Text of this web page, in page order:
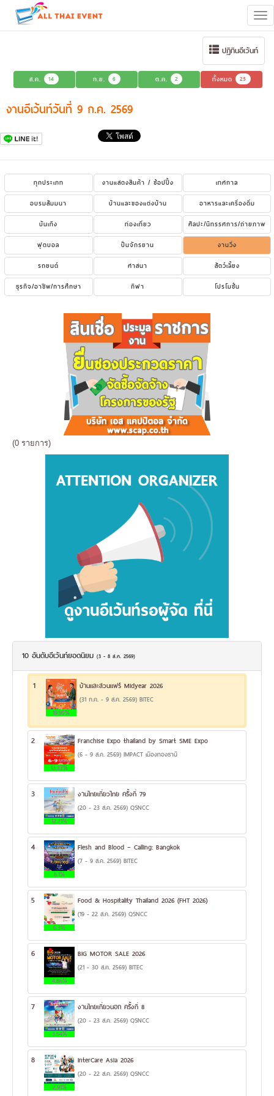
ปฏิทินอีเว้นท์
ส.ค. 14 ก.ย. 6 ต.ค. 2 ทั้งหมด 23
งานอีเว้นท์วันที่ 9 ก.ค. 2569
ทุกประเภท งานแสดงสินค้า / ช้อปปิ้ง
เทศกาล
อบรมสัมมนา
บ้านและของแต่งบ้าน
อาหารและเครื่องดื่ม
บันเทิง
ท่องเที่ยว
ศิลปะ/นิทรรศการ/ถ่ายภาพ
ฟุตบอล
ปั่นจักรยาน
งานวิ่ง
รถยนต์
ศาสนา
สัตว์เลี้ยง
ธุรกิจ/อาชีพ/การศึกษา
กีฬา โปรโมชั่น
(0 รายการ)
10 อันดับอีเว้นท์ยอดนิยม (3 - 8 ส.ค. 2569)
1
19.95%
บ้านและสวนแฟร์ Midyear 2026
(31 ก.ค. - 9 ส.ค. 2569) BITEC
2
13.37%
Franchise Expo thailand by Smart SME Expo
(6 - 9 ส.ค. 2569) IMPACT เมืองทองธานี
3
12.71%
งานไทยเที่ยวไทย ครั้งที่ 79
(20 - 23 ส.ค. 2569) QSNCC
4
8.1%
Flesh and Blood – Calling: Bangkok
(7 - 9 ส.ค. 2569) BITEC
5
6.3%
Food & Hospitality Thailand 2026 (FHT 2026)
(19 - 22 ส.ค. 2569) QSNCC
6
4.86%
BIG MOTOR SALE 2026
(21 - 30 ส.ค. 2569) BITEC
7
3.54%
งานไทยเที่ยวนอก ครั้งที่ 8
(20 - 23 ส.ค. 2569) QSNCC
8
2.91%
InterCare Asia 2026
(20 - 22 ส.ค. 2569) QSNCC